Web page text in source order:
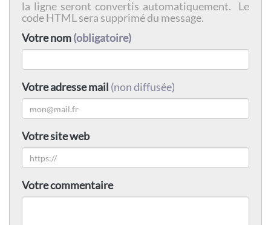
la ligne seront convertis automatiquement. Le
code HTML sera supprimé du message.
Votre nom(obligatoire)
Votre adresse mail (non diffusée)
Votre site web
Votre commentaire